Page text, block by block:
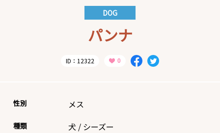
DOG
パンナ
ID：12322
性別 メス
種類 犬 / シーズー